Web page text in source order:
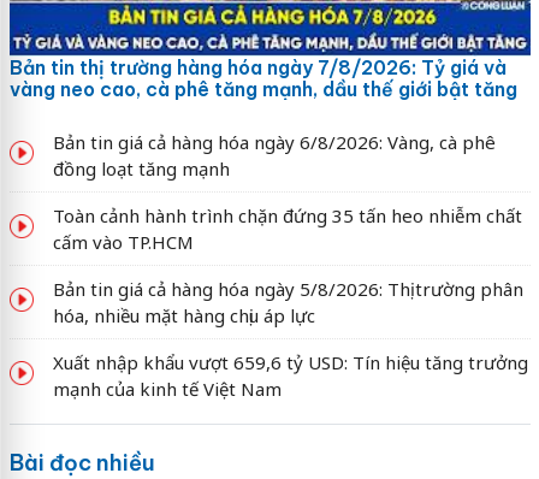
Bản tin thị trường hàng hóa ngày 7/8/2026: Tỷ giá và
vàng neo cao, cà phê tăng mạnh, dầu thế giới bật tăng
Bản tin giá cả hàng hóa ngày 6/8/2026: Vàng, cà phê
đồng loạt tăng mạnh
Toàn cảnh hành trình chặn đứng 35 tấn heo nhiễm chất
cấm vào TP.HCM
Bản tin giá cả hàng hóa ngày 5/8/2026: Thị trường phân
hóa, nhiều mặt hàng chịu áp lực
Xuất nhập khẩu vượt 659,6 tỷ USD: Tín hiệu tăng trưởng
mạnh của kinh tế Việt Nam
Bài đọc nhiều